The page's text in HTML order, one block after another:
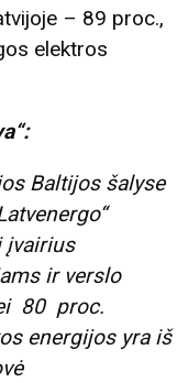
– 89 proc.,
elektros
Baltijos šalyse
įvairius
ir verslo
80 proc.
energijos yra iš